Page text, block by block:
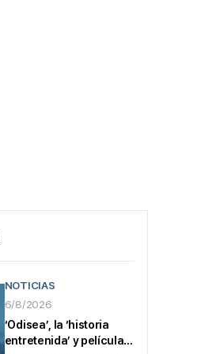
NOTICIAS
6/8/2026
‘Odisea’, la ‘historia
entretenida’ y película